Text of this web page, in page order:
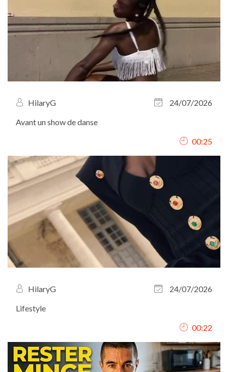
HilaryG
24/07/2026
Avant un show de danse
00:25
HilaryG
24/07/2026
Lifestyle
00:22